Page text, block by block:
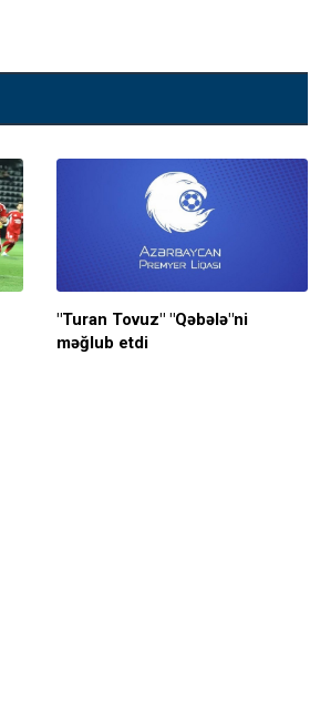
"Turan Tovuz" "Qəbələ"ni
məğlub etdi